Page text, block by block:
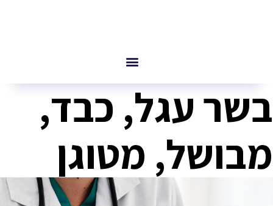
בשר עגל, כבד,
מבושל, מטוגן